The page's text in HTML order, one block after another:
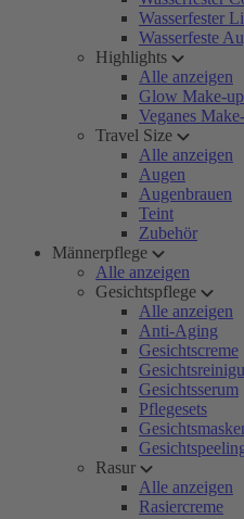
Wasserfester
Wasserfeste
Highlights
Alle anzeigen
Glow Make-up
Veganes
Travel Size
Alle anzeigen
Augen
Augenbrauen
Teint
Zubehör
Männerpflege
Alle anzeigen
Gesichtspflege
Alle anzeigen
Anti-Aging
Gesichtscreme
Gesichtsserum
Pflegesets
Rasur
Alle anzeigen
Rasiercreme